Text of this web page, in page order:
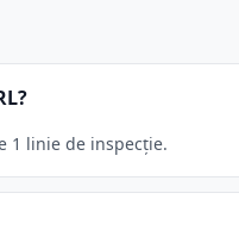
1 linie de inspecție.